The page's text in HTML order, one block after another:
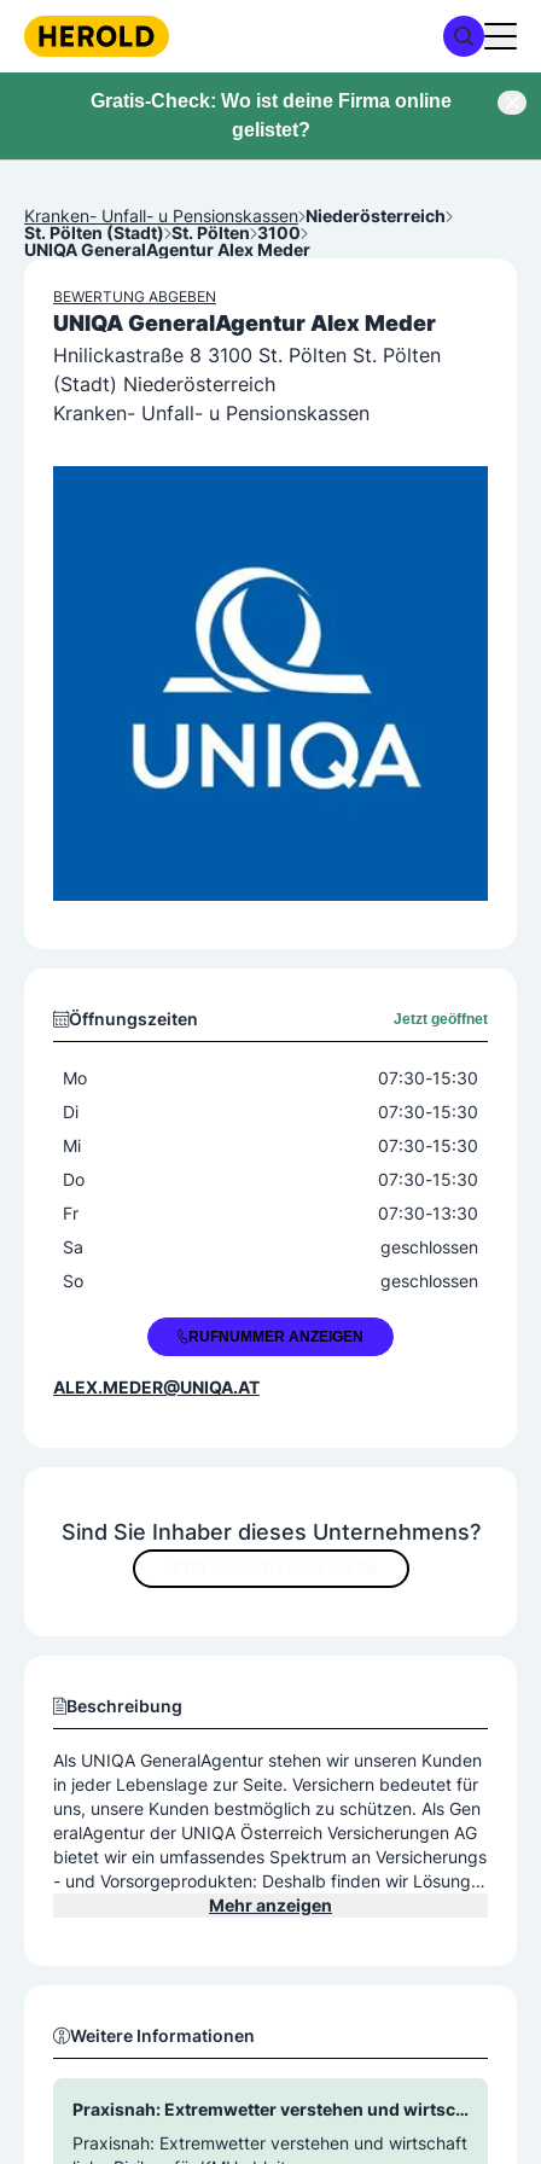
Gratis-Check: Wo ist deine Firma online
gelistet?
Kranken- Unfall- u Pensionskassen Niederösterreich
St. Pölten (Stadt) St. Pölten 3100
UNIQA GeneralAgentur Alex Meder
BEWERTUNG ABGEBEN
UNIQA GeneralAgentur Alex Meder
Hnilickastraße 8 3100 St. Pölten St. Pölten
(Stadt) Niederösterreich
Kranken- Unfall- u Pensionskassen
Sind Sie Inhaber dieses Unternehmens?
Beschreibung
Als UNIQA GeneralAgentur stehen wir unseren Kunden
in jeder Lebenslage zur Seite. Versichern bedeutet für
uns, unsere Kunden bestmöglich zu schützen. Als Gen
eralAgentur der UNIQA Österreich Versicherungen AG
bietet wir ein umfassendes Spektrum an Versicherungs
- und Vorsorgeprodukten: Deshalb finden wir Lösunge
n für so gut wie jeden Bedarf - von der Kfz-Versicheru
Mehr anzeigen
Weitere Informationen
Praxisnah: Extremwetter verstehen und wirtsch
aftliche Risiken für KMU ableiten.
Praxisnah: Extremwetter verstehen und wirtschaft
Öffnungszeiten Jetzt geöffnet
Mo 07:30-15:30
Di
07:30-15:30
Mi
07:30-15:30
Do
07:30-15:30
Fr
07:30-13:30
Sa
geschlossen
So
geschlossen
+43 2742 78088RUFNUMMER ANZEIGEN
ALEX.MEDER@UNIQA.AT